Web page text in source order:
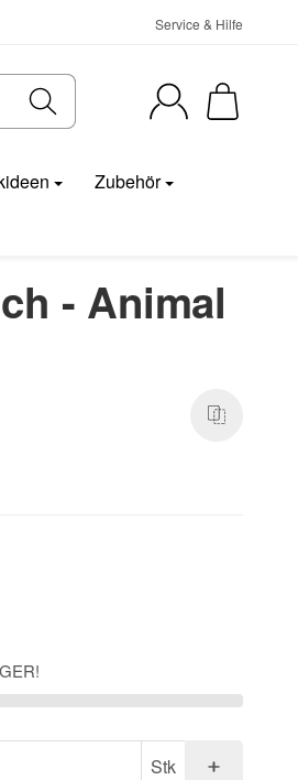
Service & Hilfe
Zubehör
- Animal
Stk